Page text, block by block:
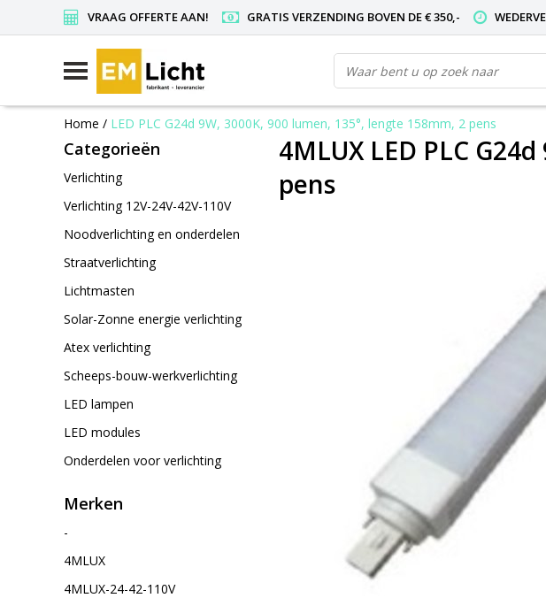
VRAAG OFFERTE AAN! GRATIS VERZENDING BOVEN DE € 350,-
Home / LED PLC G24d 9W, 3000K, 900 lumen, 135°, lengte 158mm, 2 pens
Categorieën
Verlichting
Verlichting 12V-24V-42V-110V
Noodverlichting en onderdelen
Straatverlichting
Lichtmasten
Solar-Zonne energie verlichting
Atex verlichting
Scheeps-bouw-werkverlichting
LED lampen
LED modules
Onderdelen voor verlichting
Merken
-
4MLUX
4MLUX-24-42-110V
4MLUX LED PLC
pens